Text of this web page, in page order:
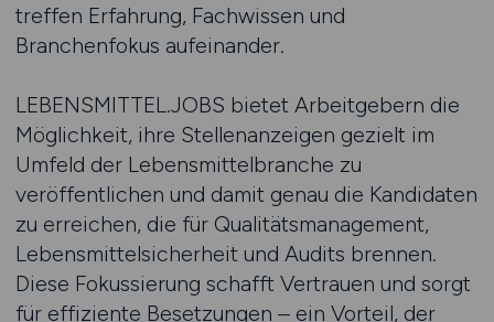
treffen Erfahrung, Fachwissen und
Branchenfokus aufeinander.
LEBENSMITTEL.JOBS bietet Arbeitgebern die
Möglichkeit, ihre Stellenanzeigen gezielt im
Umfeld der Lebensmittelbranche zu
veröffentlichen und damit genau die Kandidaten
zu erreichen, die für Qualitätsmanagement,
Lebensmittelsicherheit und Audits brennen.
Diese Fokussierung schafft Vertrauen und sorgt
für effiziente Besetzungen – ein Vorteil, der